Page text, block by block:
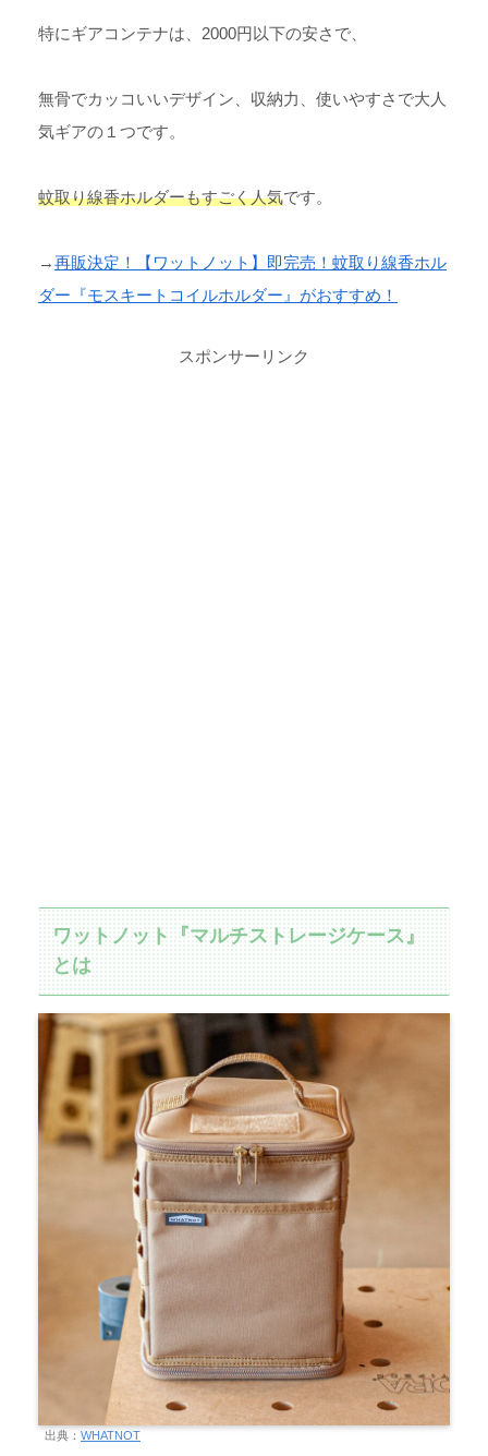
特にギアコンテナは、2000円以下の安さで、
無骨でカッコいいデザイン、収納力、使いやすさで大人
気ギアの１つです。
蚊取り線香ホルダーもすごく人気です。
→再販決定！【ワットノット】即完売！蚊取り線香ホル
ダー『モスキートコイルホルダー』がおすすめ！
スポンサーリンク
ワットノット『マルチストレージケース』
とは
出典： WHATNOT